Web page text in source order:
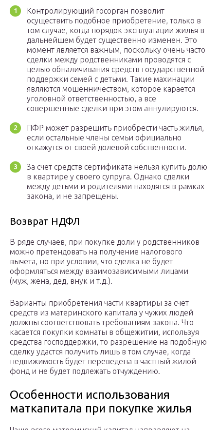
Контролирующий госорган позволит
осуществить подобное приобретение, только в
том случае, когда порядок эксплуатации жилья в
дальнейшем будет существенно изменен. Это
момент является важным, поскольку очень часто
сделки между родственниками проводятся с
целью обналичивания средств государственной
поддержки семей с детьми. Такие махинации
являются мошенничеством, которое карается
уголовной ответственностью, а все
совершенные сделки при этом аннулируются.
ПФР может разрешить приобрести часть жилья,
если остальные члены семьи официально
откажутся от своей долевой собственности.
За счет средств сертификата нельзя купить долю
в квартире у своего супруга. Однако сделки
между детьми и родителями находятся в рамках
закона, и не запрещены.
Возврат НДФЛ
В ряде случаев, при покупке доли у родственников
можно претендовать на получение налогового
вычета, но при условии, что сделка не будет
оформляться между взаимозависимыми лицами
(муж, жена, дед, внук и т.д.).
Варианты приобретения части квартиры за счет
средств из материнского капитала у чужих людей
должны соответствовать требованиям закона. Что
касается покупки комнаты в общежитии, используя
средства господдержки, то разрешение на подобную
сделку удастся получить лишь в том случае, когда
недвижимость будет переведена в частный жилой
фонд и не будет подлежать отчуждению.
Особенности использования
маткапитала при покупке жилья